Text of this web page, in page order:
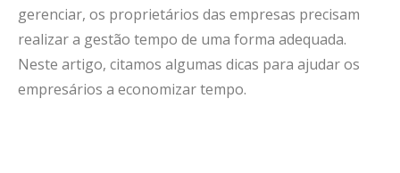
gerenciar, os proprietários das empresas precisam
realizar a gestão tempo de uma forma adequada.
Neste artigo, citamos algumas dicas para ajudar os
empresários a economizar tempo.